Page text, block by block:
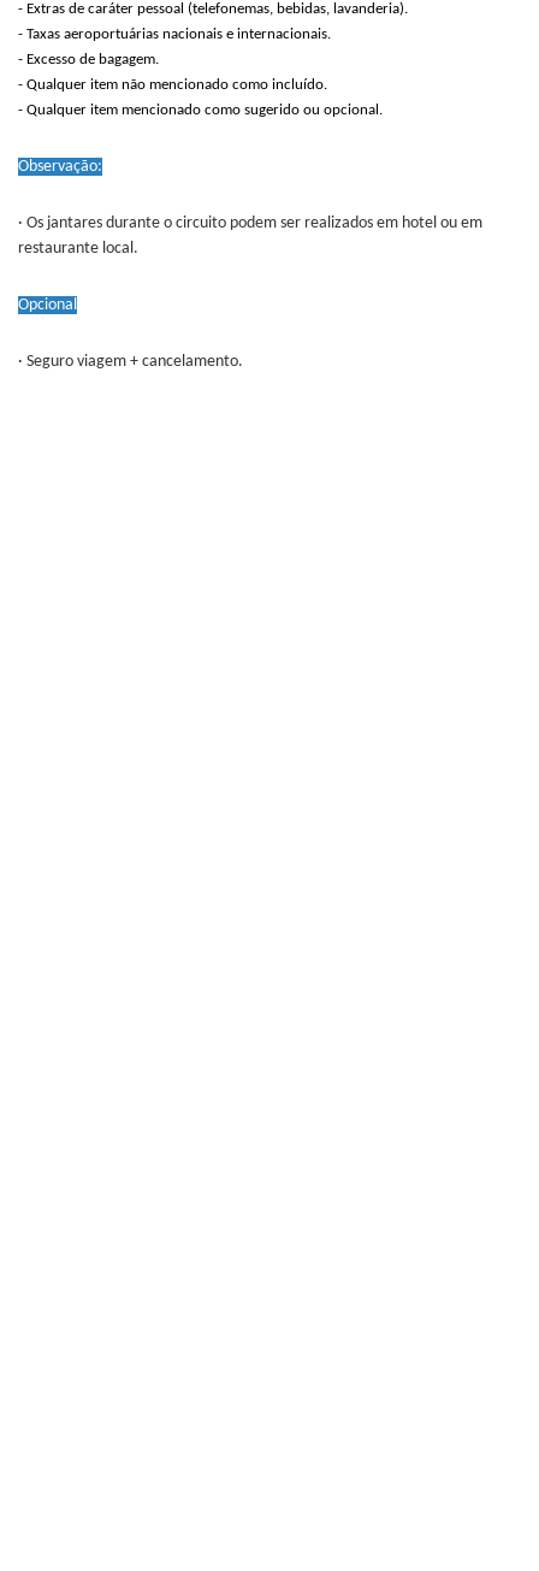
- Extras de caráter pessoal (telefonemas, bebidas, lavanderia).
- Taxas aeroportuárias nacionais e internacionais.
- Excesso de bagagem.
- Qualquer item não mencionado como incluído.
- Qualquer item mencionado como sugerido ou opcional.
Observação:
· Os jantares durante o circuito podem ser realizados em hotel ou em
restaurante local.
Opcional
· Seguro viagem + cancelamento.